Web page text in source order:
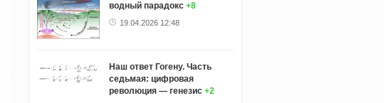
водный парадокс +8
19.04.2026 12:48
Наш ответ Гогену. Часть
седьмая: цифровая
революция — генезис +2